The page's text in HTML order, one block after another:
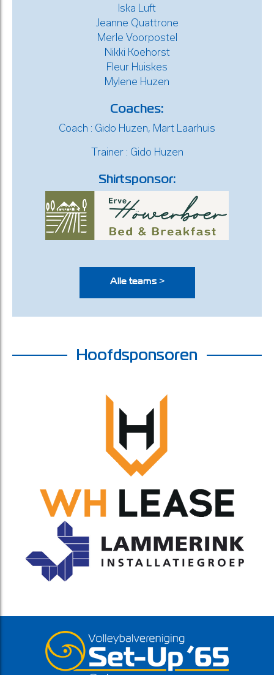
Iska Luft
Jeanne Quattrone
Merle Voorpostel
Nikki Koehorst
Fleur Huiskes
Mylene Huzen
Coaches:
Coach : Gido Huzen, Mart Laarhuis
Trainer : Gido Huzen
Shirtsponsor:
Alle teams >
Hoofdsponsoren